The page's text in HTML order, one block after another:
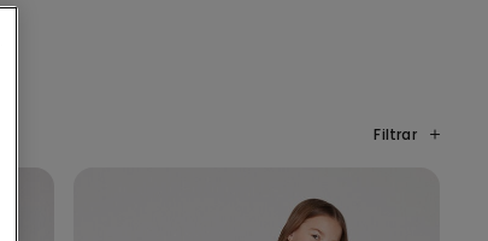
Filtrar